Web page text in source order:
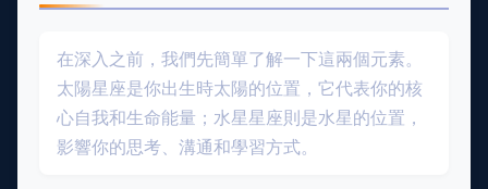
在深入之前，我們先簡單了解一下這兩個元素。
太陽星座是你出生時太陽的位置，它代表你的核
心自我和生命能量；水星星座則是水星的位置，
影響你的思考、溝通和學習方式。